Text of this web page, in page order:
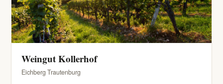
Weingut Kollerhof
Eichberg Trautenburg